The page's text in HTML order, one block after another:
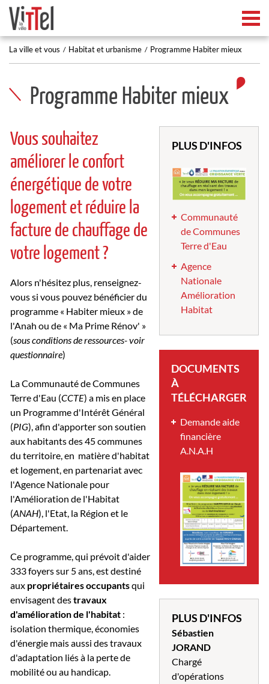
La ville et vous Habitat et urbanisme Programme Habiter mieux
Programme Habiter mieux
Vous souhaitez
améliorer le confort
énergétique de votre
logement et réduire la
facture de chauffage de
votre logement ?
Alors n'hésitez plus, renseignez-
vous si vous pouvez bénéficier du
programme « Habiter mieux » de
l'Anah ou de « Ma Prime Rénov' »
(sous conditions de ressources- voir
questionnaire)
La Communauté de Communes
Terre d'Eau (CCTE) a mis en place
un Programme d'Intérêt Général
(PIG), afin d'apporter son soutien
aux habitants des 45 communes
du territoire, en matière d'habitat
et logement, en partenariat avec
l'Agence Nationale pour
l'Amélioration de l'Habitat
(ANAH), l'Etat, la Région et le
Département.
Ce programme, qui prévoit d'aider
333 foyers sur 5 ans, est destiné
aux propriétaires occupantsqui
envisagent destravaux
d'amélioration de l'habitat :
isolation thermique, économies
d'énergie mais aussi des travaux
d'adaptation liés à la perte de
mobilité ou au handicap.
PLUS D'INFOS
Communauté
de Communes
Terre d'Eau
Agence
Nationale
Amélioration
Habitat
DOCUMENTS
À
TÉLÉCHARGER
Demande aide
financière
A.N.A.H
PLUS D'INFOS
Sébastien
JORAND
Chargé
d'opérations